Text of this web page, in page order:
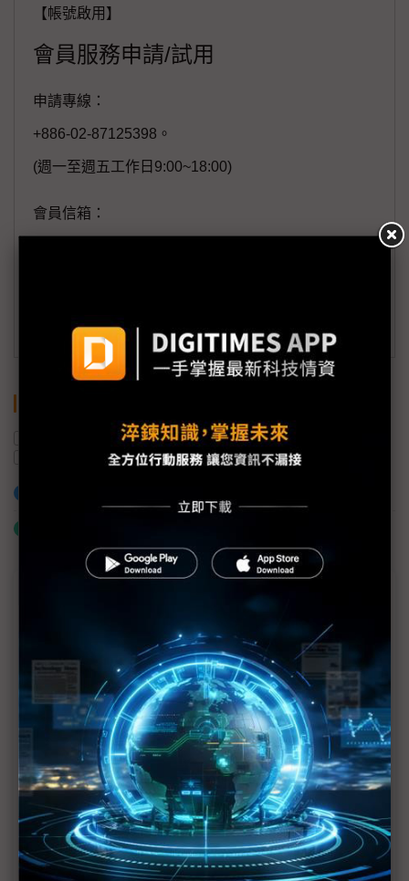
【帳號啟用】
會員服務申請/試用
申請專線：
+886-02-87125398。
(週一至週五工作日9:00~18:00)
會員信箱：
訂閱DIGITIMES 行動版
本田汽車 日產汽車
SDV 獲利
MLCC訂單過熱、出貨比創高 村田示警全球AI基
建熱潮將趨緩
2027全年記憶體產能提前售罄 買家「祕而不
宣」只怕買不夠
英特爾EMIB良率達標 聯發科第2代ASIC產品
2028準時量產
SpaceX晶片採購大轉向 Elon Musk捨超微全面
採用NVIDIA